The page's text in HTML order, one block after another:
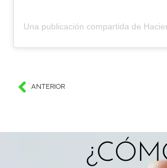
ANTERIOR